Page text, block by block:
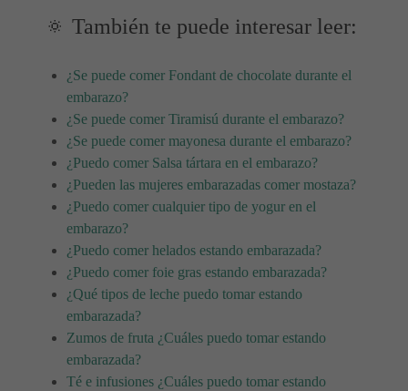
🔅 También te puede interesar leer:
¿Se puede comer Fondant de chocolate durante el
embarazo?
¿Se puede comer Tiramisú durante el embarazo?
¿Se puede comer mayonesa durante el embarazo?
¿Puedo comer Salsa tártara en el embarazo?
¿Pueden las mujeres embarazadas comer mostaza?
¿Puedo comer cualquier tipo de yogur en el
embarazo?
¿Puedo comer helados estando embarazada?
¿Puedo comer foie gras estando embarazada?
¿Qué tipos de leche puedo tomar estando
embarazada?
Zumos de fruta ¿Cuáles puedo tomar estando
embarazada?
Té e infusiones ¿Cuáles puedo tomar estando